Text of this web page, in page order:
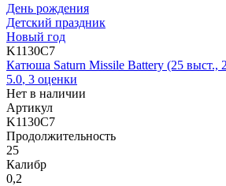
День рождения
Детский праздник
Новый год
K1130C7
Катюша Saturn Missile Battery (25 выст.,
5.0, 3 оценки
Нет в наличии
Артикул
K1130C7
Продолжительность
25
Калибр
0,2